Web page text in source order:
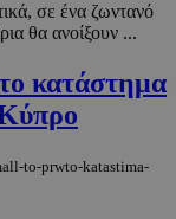
σε ένα ζωντανό
θα ανοίξουν ...
κατάστημα
to-prwto-katastima-